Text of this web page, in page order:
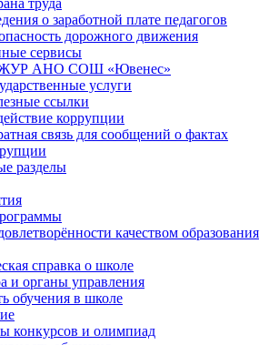
труда
о заработной плате педагогов
дорожного движения
сервисы
АНО СОШ «Ювенес»
услуги
ссылки
коррупции
связь для сообщений о фактах
разделы
качеством образования
справка о школе
и органы управления
обучения в школе
конкурсов и олимпиад